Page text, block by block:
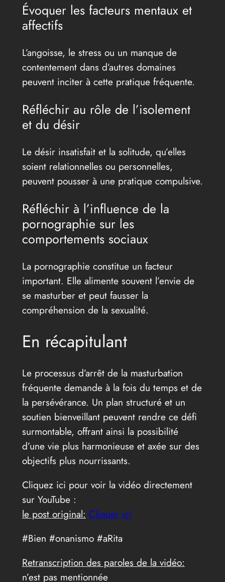
Évoquer les facteurs mentaux et
affectifs
L’angoisse, le stress ou un manque de
contentement dans d’autres domaines
peuvent inciter à cette pratique fréquente.
Réfléchir au rôle de l’isolement
et du désir
Le désir insatisfait et la solitude, qu’elles
soient relationnelles ou personnelles,
peuvent pousser à une pratique compulsive.
Réfléchir à l’influence de la
pornographie sur les
comportements sociaux
La pornographie constitue un facteur
important. Elle alimente souvent l’envie de
se masturber et peut fausser la
compréhension de la sexualité.
En récapitulant
Le processus d’arrêt de la masturbation
fréquente demande à la fois du temps et de
la persévérance. Un plan structuré et un
soutien bienveillant peuvent rendre ce défi
surmontable, offrant ainsi la possibilité
d’une vie plus harmonieuse et axée sur des
objectifs plus nourrissants.
Cliquez ici pour voir la vidéo directement
sur YouTube :
le post original: Cliquer ici
#Bien #onanismo #aRita
Retranscription des paroles de la vidéo:
n’est pas mentionnée